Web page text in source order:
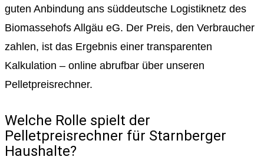
guten Anbindung ans süddeutsche Logistiknetz des
Biomassehofs Allgäu eG. Der Preis, den Verbraucher
zahlen, ist das Ergebnis einer transparenten
Kalkulation – online abrufbar über unseren
Pelletpreisrechner.
Welche Rolle spielt der
Pelletpreisrechner für Starnberger
Haushalte?